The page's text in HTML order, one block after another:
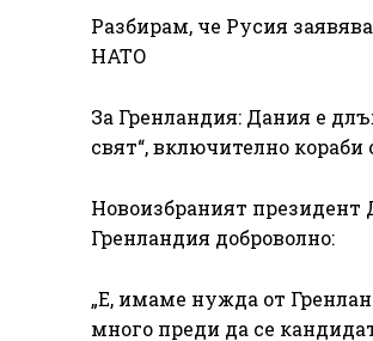
Разбирам, че Русия
НАТО
За Гренландия: Дания е
свят“, включително
Новоизбраният президент
Гренландия доброволно:
„Е, имаме нужда от
много преди да се